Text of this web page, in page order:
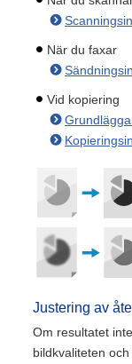
När du faxar
Vid kopiering
Justering av
Om resultatet
bildkvaliteten